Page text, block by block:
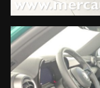
organi non
-Offriamo
-Si valutano
Per altre